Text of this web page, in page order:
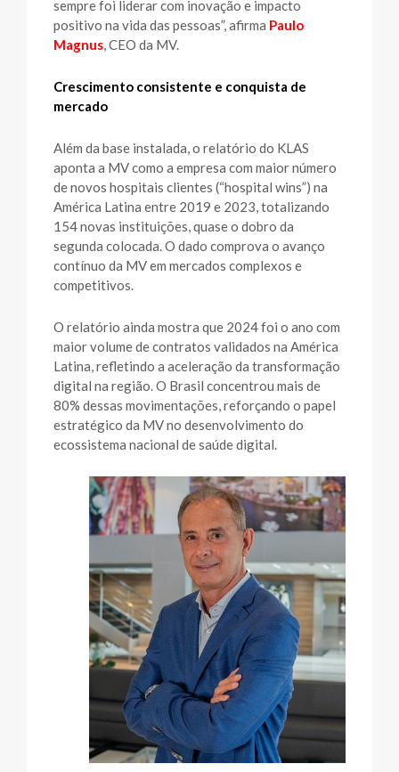
sempre foi liderar com inovação e impacto
positivo na vida das pessoas”, afirma Paulo
Magnus, CEO da MV.
Crescimento consistente e conquista de
mercado
Além da base instalada, o relatório do KLAS
aponta a MV como a empresa com maior número
de novos hospitais clientes (“hospital wins”) na
América Latina entre 2019 e 2023, totalizando
154 novas instituições, quase o dobro da
segunda colocada. O dado comprova o avanço
contínuo da MV em mercados complexos e
competitivos.
O relatório ainda mostra que 2024 foi o ano com
maior volume de contratos validados na América
Latina, refletindo a aceleração da transformação
digital na região. O Brasil concentrou mais de
80% dessas movimentações, reforçando o papel
estratégico da MV no desenvolvimento do
ecossistema nacional de saúde digital.